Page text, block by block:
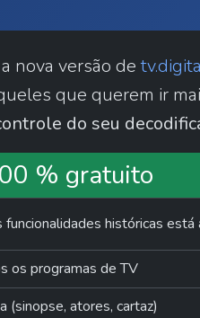
nova versão de
do seu
% gratuito
históricas está
os programas de TV
(sinopse, atores, cartaz)